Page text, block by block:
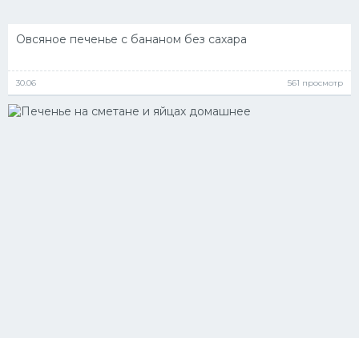
Овсяное печенье с бананом без сахара
30.06 561 просмотр